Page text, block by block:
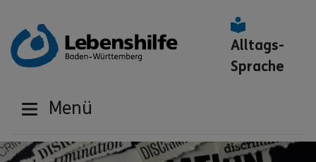
Alltags-
Sprache
Menü